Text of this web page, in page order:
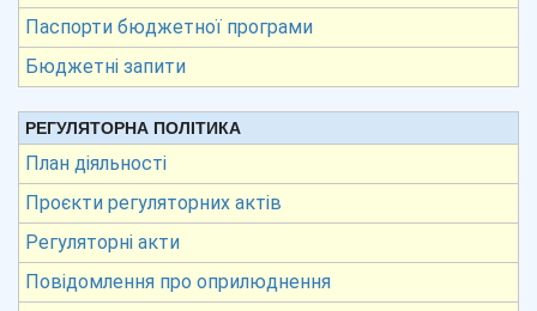
Паспорти бюджетної програми
Бюджетні запити
РЕГУЛЯТОРНА ПОЛІТИКА
План діяльності
Проєкти регуляторних актів
Регуляторні акти
Повідомлення про оприлюднення